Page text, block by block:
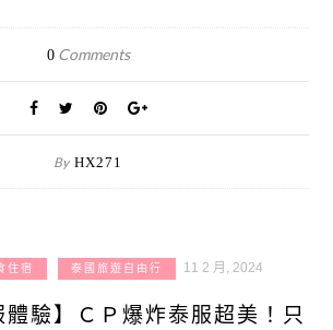
0Comments
By HX271
住宿 泰國旅遊自由行 11 2 月, 2024
體驗】ＣＰ爆炸泰服超美！只